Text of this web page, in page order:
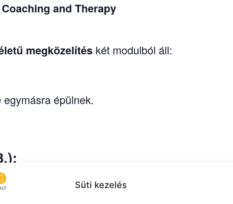
Süti kezelés
and Therapy
megközelítés két modulból áll:
épülnek.